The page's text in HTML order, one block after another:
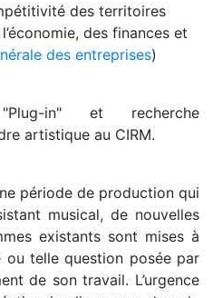
des territoires
des finances et
des entreprises)
in" et recherche
artistique au CIRM.
période de production qui
musical, de nouvelles
existants sont mises à
telle question posée par
de son travail. L’urgence